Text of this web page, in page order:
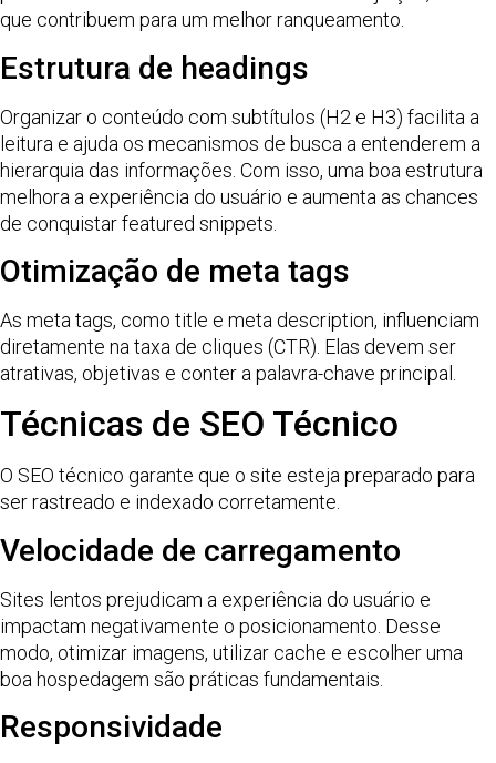
que contribuem para um melhor ranqueamento.
Estrutura de headings
Organizar o conteúdo com subtítulos (H2 e H3) facilita a
leitura e ajuda os mecanismos de busca a entenderem a
hierarquia das informações. Com isso, uma boa estrutura
melhora a experiência do usuário e aumenta as chances
de conquistar featured snippets.
Otimização de meta tags
As meta tags, como title e meta description, influenciam
diretamente na taxa de cliques (CTR). Elas devem ser
atrativas, objetivas e conter a palavra-chave principal.
Técnicas de SEO Técnico
O SEO técnico garante que o site esteja preparado para
ser rastreado e indexado corretamente.
Velocidade de carregamento
Sites lentos prejudicam a experiência do usuário e
impactam negativamente o posicionamento. Desse
modo, otimizar imagens, utilizar cache e escolher uma
boa hospedagem são práticas fundamentais.
Responsividade